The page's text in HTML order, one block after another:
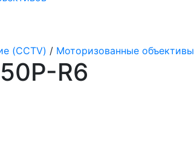
(CCTV) / Моторизованные объективы
R6